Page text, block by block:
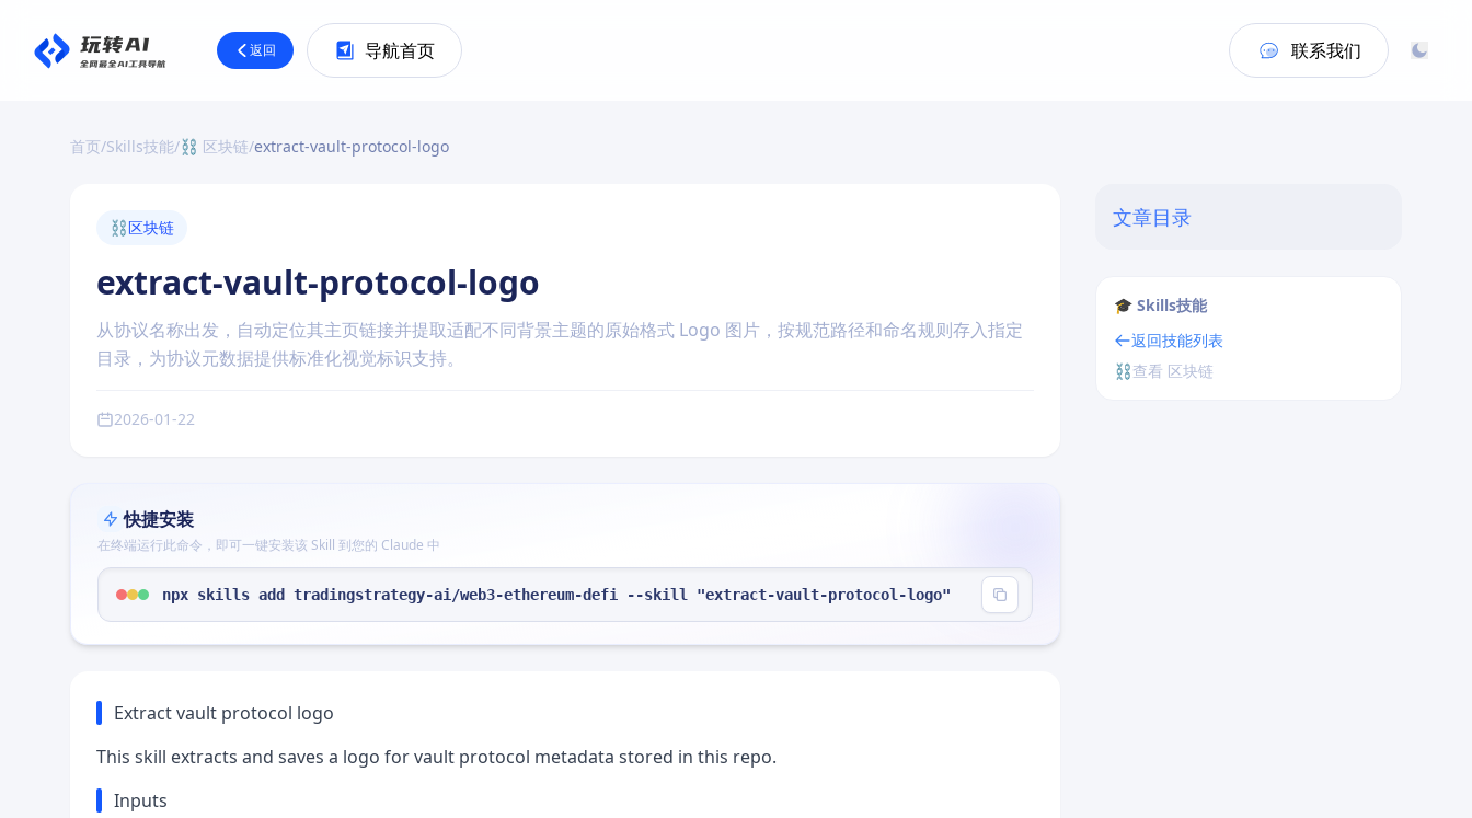
返回 导航首页 联系我们
首页/Skills技能/⛓️ 区块链/extract-vault-protocol-logo
⛓️区块链
extract-vault-protocol-logo
从协议名称出发，自动定位其主页链接并提取适配不同背景主题的原始格式 Logo 图片，按规范路径和命名规则存入指定
目录，为协议元数据提供标准化视觉标识支持。
2026-01-22
快捷安装
在终端运行此命令，即可一键安装该 Skill 到您的 Claude 中
npx skills add tradingstrategy-ai/web3-ethereum-defi --skill "extract-vault-protocol-logo"
Extract vault protocol logo
This skill extracts and saves a logo for vault protocol metadata stored in this repo.
Inputs
文章目录
🎓 Skills技能
返回技能列表
⛓️查看 区块链